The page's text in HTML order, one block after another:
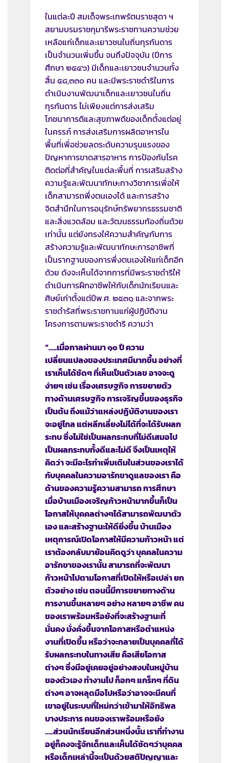
ในแต่ละปี สมเด็จพระเทพรัตนราชสุดา ฯ
สยามบรมราชกุมารีพระราชทานความช่วย
เหลือแก่เด็กและเยาวชนในถิ่นทุรกันดาร
เป็นจำนวนเพิ่มขึ้น จนถึงปัจจุบัน (ปีการ
ศึกษา ๒๕๔๖) มีเด็กและเยาวชนจำนวนทั้ง
สิ้น ๕๘,๓๓๐ คน และมีพระราชดำริในการ
ดำเนินงานพัฒนาเด็กและเยาวชนในถิ่น
ทุรกันดาร ไม่เพียงแต่การส่งเสริม
โภชนาการดีและสุขภาพดีของเด็กตั้งแต่อยู่
ในครรภ์ การส่งเสริมการผลิตอาหารใน
พื้นที่เพื่อช่วยลดระดับความรุนแรงของ
ปัญหาการขาดสารอาหาร การป้องกันโรค
ติดต่อที่สำคัญในแต่ละพื้นที่ การเสริมสร้าง
ความรู้และพัฒนาทักษะทางวิชาการเพื่อให้
เด็กสามารถพึ่งตนเองได้ และการสร้าง
จิตสำนึกในการอนุรักษ์ทรัพยากรธรรมชาติ
และสิ่งแวดล้อม และวัฒนธรรมท้องถิ่นด้วย
เท่านั้น แต่ยังทรงให้ความสำคัญกับการ
สร้างความรู้และพัฒนาทักษะการอาชีพที่
เป็นรากฐานของการพึ่งตนเองให้แก่เด็กอีก
ด้วย ดังจะเห็นได้จากการที่มีพระราชดำริให้
ดำเนินการฝึกอาชีพให้กับเด็กนักเรียนและ
ศิษย์เก่าตั้งแต่ปีพ.ศ. ๒๕๓๑ และจากพระ
ราชดำรัสที่พระราชทานแก่ผู้ปฏิบัติงาน
โครงการตามพระราชดำริ ความว่า
“…..เมื่อกาลผ่านมา ๑๐ ปี ความ
เปลี่ยนแปลงของประเทศมีมากขึ้น อย่างที่
เราเห็นได้ชัดๆ ที่เห็นเป็นตัวเลข อาจจะดู
ง่ายๆ เช่น เรื่องเศรษฐกิจ การขยายตัว
ทางด้านเศรษฐกิจ การเจริญขึ้นของธุรกิจ
เป็นต้น ถึงแม้ว่าแหล่งปฏิบัติงานของเรา
จะอยู่ไกล แต่หลีกเลี่ยงไม่ได้ที่จะได้รับผลก
ระทบ ซึ่งไม่ใช่เป็นผลกระทบที่ไม่ดีเสมอไป
เป็นผลกระทบทั้งดีและไม่ดี จึงเป็นเหตุให้
คิดว่า จะมีอะไรทำเพิ่มเติมในส่วนของเราได้
กับบุคคลในความอารักขาดูแลของเรา คือ
ด้านของความรู้ความสามารถ การศึกษา
เมื่อบ้านเมืองเจริญก้าวหน้ามากขึ้นก็เป็น
โอกาสให้บุคคลต่างๆได้สามารถพัฒนาตัว
เอง และสร้างฐานะให้ดียิ่งขึ้น บ้านเมือง
เหตุการณ์เปิดโอกาสให้มีความก้าวหน้า แต่
เราต้องกลับมาย้อนคิดดูว่า บุคคลในความ
อารักขาของเรานั้น สามารถที่จะพัฒนา
ก้าวหน้าไปตามโอกาสที่เปิดให้หรือเปล่า ยก
ตัวอย่าง เช่น ตอนนี้มีการขยายทางด้าน
การงานขึ้นหลายๆ อย่าง หลายๆ อาชีพ คน
ของเราพร้อมหรือยังที่จะสร้างฐานะที่
มั่นคง มั่งคั่งขึ้นจากโอกาสหรือตำแหน่ง
งานที่เปิดขึ้น หรือว่าจะกลายเป็นบุคคลที่ได้
รับผลกระทบในทางเสีย คือเสียโอกาส
ต่างๆ ซึ่งมีอยู่เคยอยู่อย่างสงบในหมู่บ้าน
ของตัวเอง ทำงานไป ก็อกๆ แกร็กๆ ที่ดิน
ต่างๆ อาจหลุดมือไปหรือว่าอาจจะมีคนที่
เขาอยู่ในระบบที่ใหม่กว่าเข้ามาให้อิทธิพล
บางประการ คนของเราพร้อมหรือยัง
…..ส่วนนักเรียนอีกส่วนหนึ่งนั้น เราที่ทำงาน
อยู่ก็คงจะรู้จักเด็กและเห็นได้ชัดๆว่าบุคคล
หรือเด็กเหล่านี้จะเป็นด้วยสติปัญญาและ